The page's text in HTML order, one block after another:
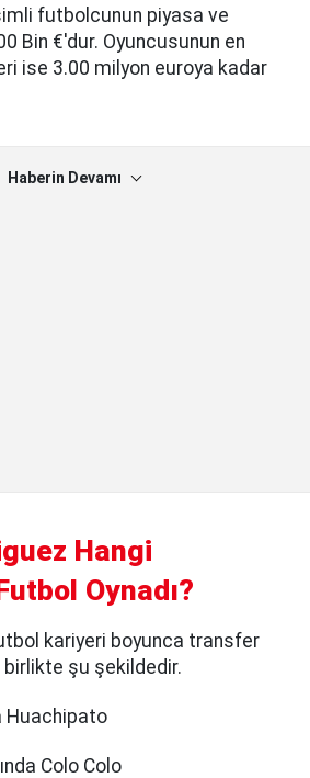
futbolcunun piyasa ve
Bin €'dur. Oyuncusunun en
ise 3.00 milyon euroya kadar
Haberin Devamı
Hangi
Oynadı?
kariyeri boyunca transfer
şu şekildedir.
Huachipato
Colo Colo